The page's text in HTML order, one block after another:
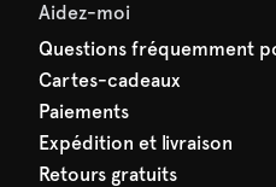
Aidez-moi
Questions fréquemment
Cartes-cadeaux
Paiements
Expédition et livraison
Retours gratuits